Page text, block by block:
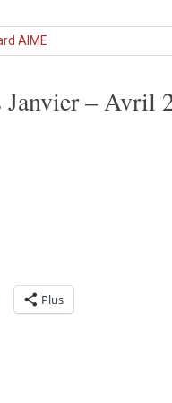
AIME
Janvier – Avril
Plus